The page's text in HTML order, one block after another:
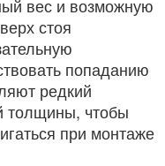
вес и возможную
стоя
попаданию
редкий
толщины, чтобы
при монтаже